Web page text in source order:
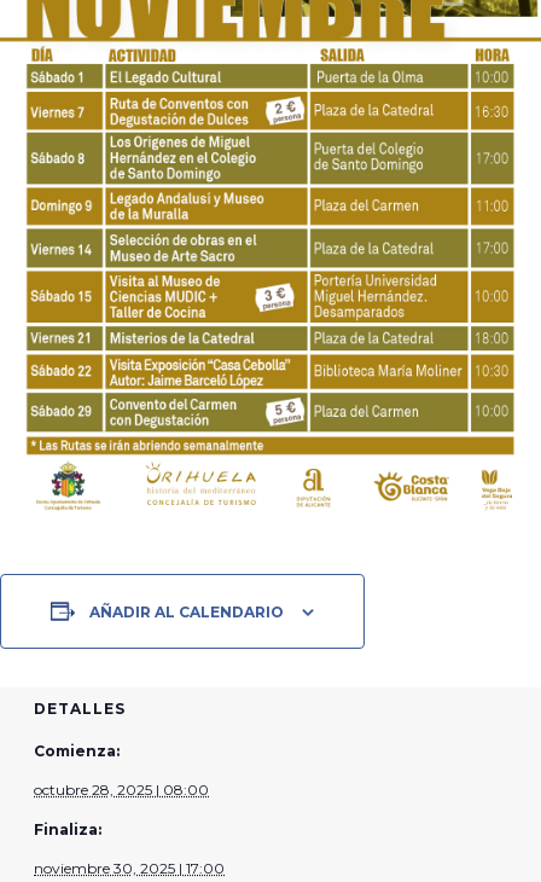
AÑADIR AL CALENDARIO
DETALLES
Comienza:
octubre 28, 2025 | 08:00
Finaliza:
noviembre 30, 2025 | 17:00